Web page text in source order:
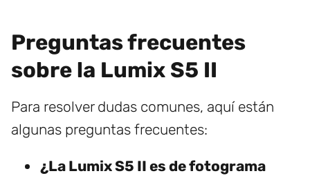
Preguntas frecuentes
sobre la Lumix S5 II
Para resolver dudas comunes, aquí están
algunas preguntas frecuentes:
¿La Lumix S5 II es de fotograma